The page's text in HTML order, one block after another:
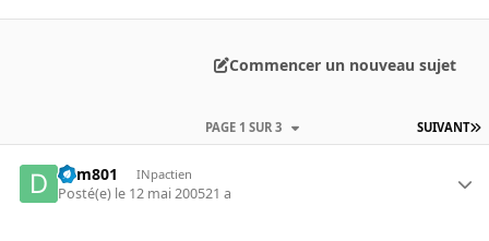
Commencer un nouveau sujet
SUIVANT
PAGE 1 SUR 3
dym801 INpactien
Posté(e) le 12 mai 200521 a